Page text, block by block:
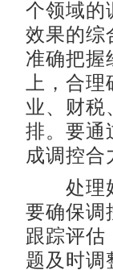
个领域的
效果的综
准确把握
上，合理
业、财税
排。要通
成调控合
处理好
要确保调
跟踪评估
题及时调